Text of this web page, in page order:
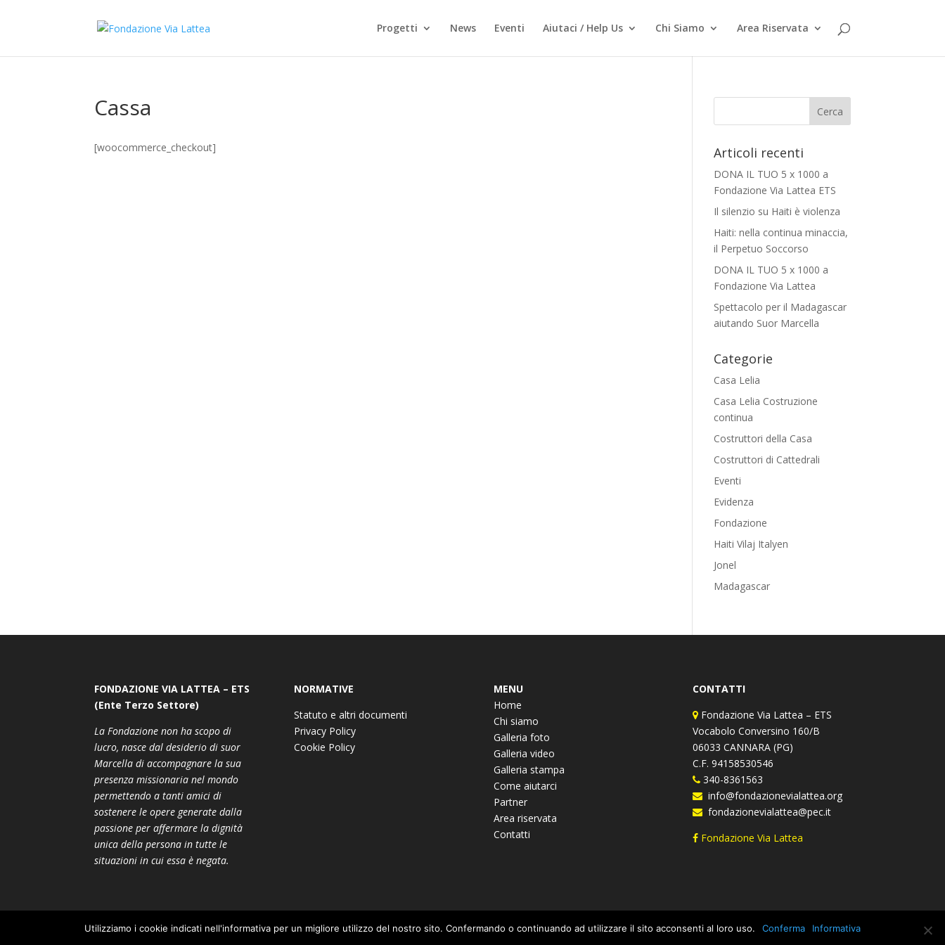
Progetti News Eventi Aiutaci / Help Us Chi Siamo Area Riservata
Cassa
[woocommerce_checkout] Articoli recenti
DONA IL TUO 5 x 1000 a
Fondazione Via Lattea ETS
Il silenzio su Haiti è violenza
Haiti: nella continua minaccia,
il Perpetuo Soccorso
DONA IL TUO 5 x 1000 a
Fondazione Via Lattea
Spettacolo per il Madagascar
aiutando Suor Marcella
Categorie
Casa Lelia
Casa Lelia Costruzione
continua
Costruttori della Casa
Costruttori di Cattedrali
Eventi
Evidenza
Fondazione
Haiti Vilaj Italyen
Jonel
Madagascar
FONDAZIONE VIA LATTEA – ETS
(Ente Terzo Settore)
La Fondazione non ha scopo di
lucro, nasce dal desiderio di suor
Marcella di accompagnare la sua
presenza missionaria nel mondo
permettendo a tanti amici di
sostenere le opere generate dalla
passione per affermare la dignità
unica della persona in tutte le
situazioni in cui essa è negata.
NORMATIVE
Statuto e altri documenti
Privacy Policy
Cookie Policy
MENU
Home
Chi siamo
Galleria foto
Galleria video
Galleria stampa
Come aiutarci
Partner
Area riservata
Contatti
CONTATTI
Fondazione Via Lattea – ETS
Vocabolo Conversino 160/B
06033 CANNARA (PG)
C.F. 94158530546
340-8361563
info@fondazionevialattea.org
fondazionevialattea@pec.it
Fondazione Via Lattea
Utilizziamo i cookie indicati nell'informativa per un migliore utilizzo del nostro sito. Confermando o continuando ad utilizzare il sito acconsenti al loro uso. Conferma Informativa